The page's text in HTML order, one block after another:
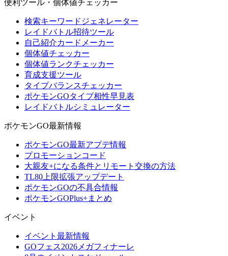
便利ツール・個体値チェッカー
検索キーワードジェネレーター
レイドバトル招待ツール
自己紹介カードメーカー
個体値チェッカー
個体値ランクチェッカー
育成支援ツール
タイプバランスチェッカー
ポケモンGOタイプ相性早見表
レイドバトルシミュレーター
ポケモンGO最新情報
ポケモンGO最新アプデ情報
プロモーションコード
大親友+になる条件とリモート交換の方法
TL80上限拡張アップデート
ポケモンGOの不具合情報
ポケモンGOPlus+まとめ
イベント
イベント最新情報
GOフェス2026メガフィナーレ